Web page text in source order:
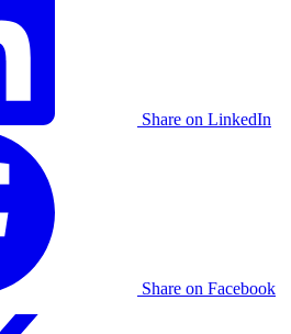
Share on LinkedIn
Share on Facebook